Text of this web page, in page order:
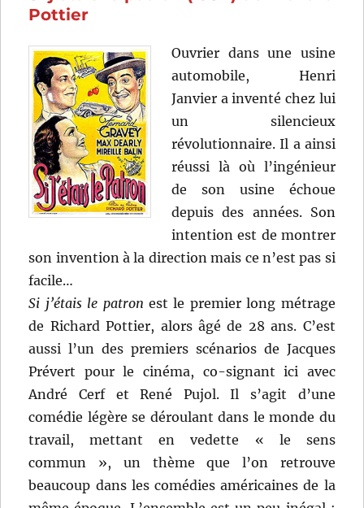
Delannoy
Pottier
Ouvrier dans une usine
automobile, Henri
Janvier a inventé chez lui
un silencieux
révolutionnaire. Il a ainsi
réussi là où l’ingénieur
de son usine échoue
depuis des années. Son
intention est de montrer
son invention à la direction mais ce n’est pas si
facile…
Si j’étais le patron est le premier long métrage
de Richard Pottier, alors âgé de 28 ans. C’est
aussi l’un des premiers scénarios de Jacques
Prévert pour le cinéma, co-signant ici avec
André Cerf et René Pujol. Il s’agit d’une
comédie légère se déroulant dans le monde du
travail, mettant en vedette « le sens
commun », un thème que l’on retrouve
beaucoup dans les comédies américaines de la